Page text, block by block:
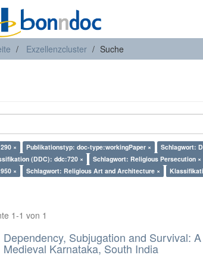
Exzellenzcluster Suche
× Publikationstyp: doc-type:workingPaper × Schlagwort:
(DDC): ddc:720 × Schlagwort: Religious Persecution ×
×
Schlagwort: Religious Art and Architecture ×
1-1 von 1
Dependency, Subjugation and Survival:
Medieval Karnataka, South India